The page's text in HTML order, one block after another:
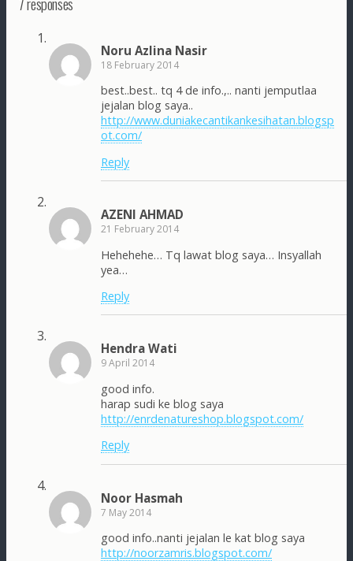
Noru Azlina Nasir
18 February 2014
best..best.. tq 4 de info.,.. nanti jemputlaa
jejalan blog saya..
http://www.duniakecantikankesihatan.blogsp
ot.com/
Reply
AZENI AHMAD
21 February 2014
Hehehehe… Tq lawat blog saya… Insyallah
yea…
Reply
Hendra Wati
9 April 2014
good info.
harap sudi ke blog saya
http://enrdenatureshop.blogspot.com/
Reply
Noor Hasmah
7 May 2014
good info..nanti jejalan le kat blog saya
http://noorzamris.blogspot.com/